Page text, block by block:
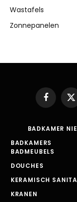
Wastafels
Zonnepanelen
Facebook
X
BADKAMER
BADKAMERS
BADMEUBELS
DOUCHES
KERAMISCH
KRANEN